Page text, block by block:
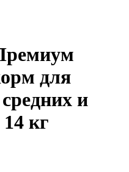
для
и
кг